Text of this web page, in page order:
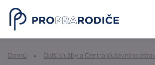
Domů Další služby a Centra duševního